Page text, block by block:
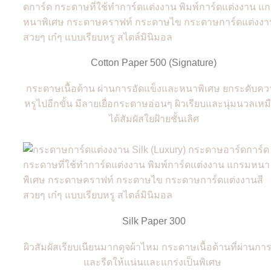
Cotton Paper 500 (Signature)
กระดาษเนื้อด้าน ผ่านการอัดแข็งและหนาพิเศษ ยกระดับค
หรูไปอีกขั้น มีลายเยื่อกระดาษอ่อนๆ ผิวเรียบและนุ่มนวลเห
ได้สัมผัสใยฝ้ายชั้นเลิศ
Silk Paper 300
ผิวสัมผัสเรียบเนียนมากดุจผ้าไหม กระดาษเนื้อด้านที่ผ่านกา
และรีดให้แน่นและแกร่งเป็นพิเศษ